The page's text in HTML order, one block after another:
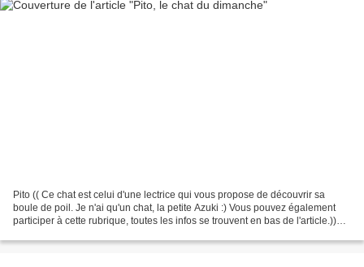
Pito (( Ce chat est celui d'une lectrice qui vous propose de découvrir sa
boule de poil. Je n'ai qu'un chat, la petite Azuki :) Vous pouvez également
participer à cette rubrique, toutes les infos se trouvent en bas de l'article.))